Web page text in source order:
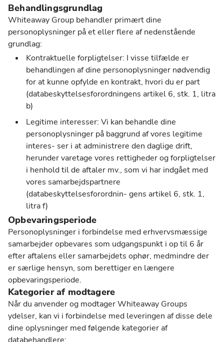
Behandlingsgrundlag
Whiteaway Group behandler primært dine
personoplysninger på et eller flere af nedenstående
grundlag:
Kontraktuelle forpligtelser: I visse tilfælde er
behandlingen af dine personoplysninger nødvendig
for at kunne opfylde en kontrakt, hvori du er part
(databeskyttelsesforordningens artikel 6, stk. 1, litra
b)
Legitime interesser: Vi kan behandle dine
personoplysninger på baggrund af vores legitime
interes- ser i at administrere den daglige drift,
herunder varetage vores rettigheder og forpligtelser
i henhold til de aftaler mv., som vi har indgået med
vores samarbejdspartnere
(databeskyttelsesforordnin- gens artikel 6, stk. 1,
litra f)
Opbevaringsperiode
Personoplysninger i forbindelse med erhvervsmæssige
samarbejder opbevares som udgangspunkt i op til 6 år
efter aftalens eller samarbejdets ophør, medmindre der
er særlige hensyn, som berettiger en længere
opbevaringsperiode.
Kategorier af modtagere
Når du anvender og modtager Whiteaway Groups
ydelser, kan vi i forbindelse med leveringen af disse dele
dine oplysninger med følgende kategorier af